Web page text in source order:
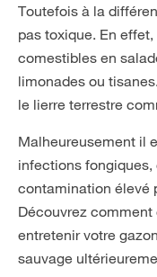
Toutefois à la
pas toxique. En
comestibles en
limonades ou
le lierre terrestre
Malheureusement il
infections fongiques,
contamination élevé
Découvrez
entretenir votre
sauvage